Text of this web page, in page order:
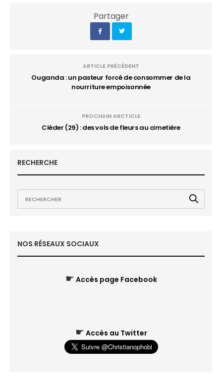
Partager
ARTICLE PRÉCÉDENT
Ouganda : un pasteur forcé de consommer de la
nourriture empoisonnée
PROCHAIN ARCTICLE
Cléder (29) : des vols de fleurs au cimetière
RECHERCHE
NOS RÉSEAUX SOCIAUX
☛ Accès page Facebook
☛ Accès au Twitter